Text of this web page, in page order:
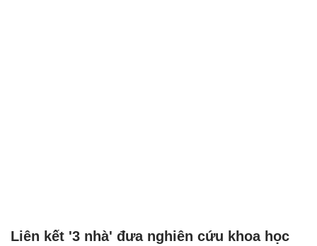
Liên kết '3 nhà' đưa nghiên cứu khoa học